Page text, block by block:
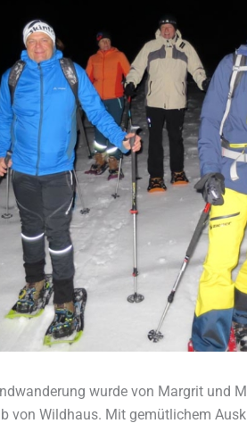
wurde von Margrit und
von Wildhaus. Mit gemütlichem